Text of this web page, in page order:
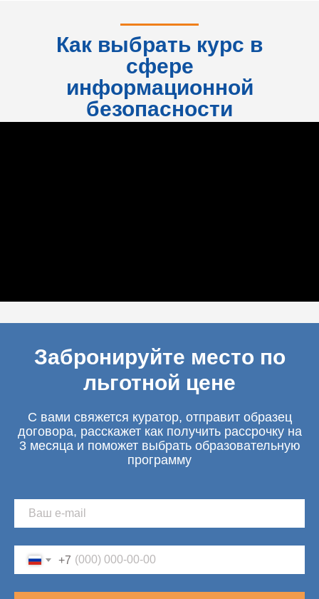
Как выбрать курс в
сфере
информационной
безопасности
Забронируйте место по
льготной цене
С вами свяжется куратор, отправит образец
договора, расскажет как получить рассрочку на
3 месяца и поможет выбрать образовательную
программу
+7